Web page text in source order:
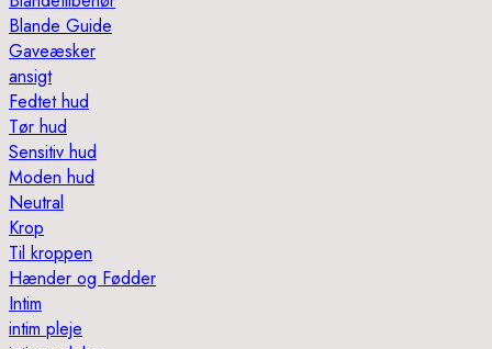
Blande Guide
Gaveæsker
ansigt
Fedtet hud
Tør hud
Sensitiv hud
Moden hud
Neutral
Krop
Til kroppen
Hænder og Fødder
Intim
intim pleje